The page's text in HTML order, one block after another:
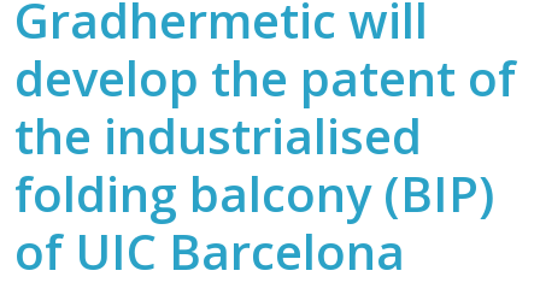
Gradhermetic will
develop the patent of
the industrialised
folding balcony (BIP)
of UIC Barcelona